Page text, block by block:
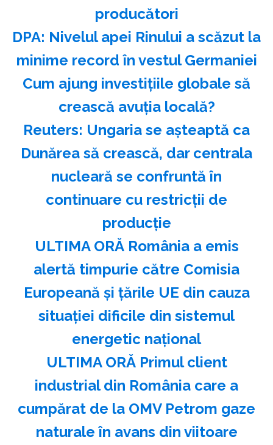
producători
DPA: Nivelul apei Rinului a scăzut la
minime record în vestul Germaniei
Cum ajung investițiile globale să
crească avuția locală?
Reuters: Ungaria se aşteaptă ca
Dunărea să crească, dar centrala
nucleară se confruntă în
continuare cu restricţii de
producţie
ULTIMA ORĂ România a emis
alertă timpurie către Comisia
Europeană și țările UE din cauza
situației dificile din sistemul
energetic național
ULTIMA ORĂ Primul client
industrial din România care a
cumpărat de la OMV Petrom gaze
naturale în avans din viitoare